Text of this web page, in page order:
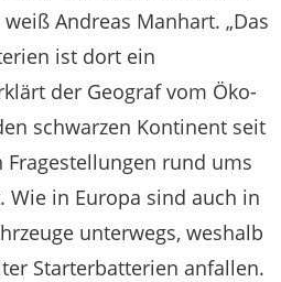
Andreas Manhart. „Das
ist dort ein
der Geograf vom Öko-
schwarzen Kontinent seit
Fragestellungen rund ums
Wie in Europa sind auch in
unterwegs, weshalb
Starterbatterien anfallen.